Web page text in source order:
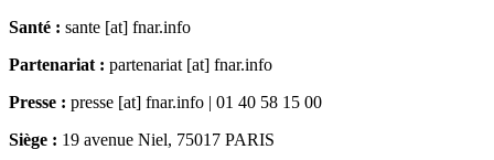
Santé : sante [at] fnar.info
Partenariat : partenariat [at] fnar.info
Presse : presse [at] fnar.info | 01 40 58 15 00
Siège : 19 avenue Niel, 75017 PARIS